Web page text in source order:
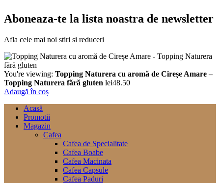
Aboneaza-te la lista noastra de newsletter
Afla cele mai noi stiri si reduceri
You're viewing: Topping Naturera cu aromă de Cireșe Amare –
Topping Naturera fără gluten lei48.50
Adaugă în coș
Acasă
Promotii
Magazin
Cafea
Cafea de Specialitate
Cafea Boabe
Cafea Macinata
Cafea Capsule
Cafea Paduri